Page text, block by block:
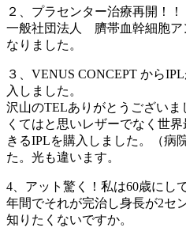
２、プラセンター治療再開！！
一般社団法人 臍帯血幹細胞ア
なりました。
３、VENUS CONCEPT から
入しました。
沢山のTELありがとうござい
くてはと思いレザーでなく世
きるIPLを購入しました。（病
た。光も違います。
4、アット驚く！私は60歳にし
年間でそれが完治し身長が2セ
知りたくないですか。